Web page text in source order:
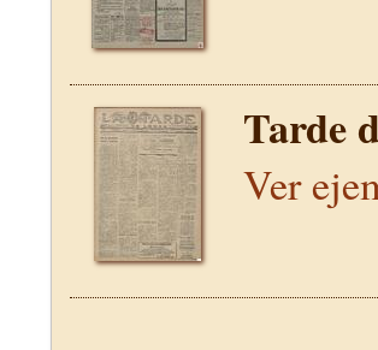
Tarde
Ver